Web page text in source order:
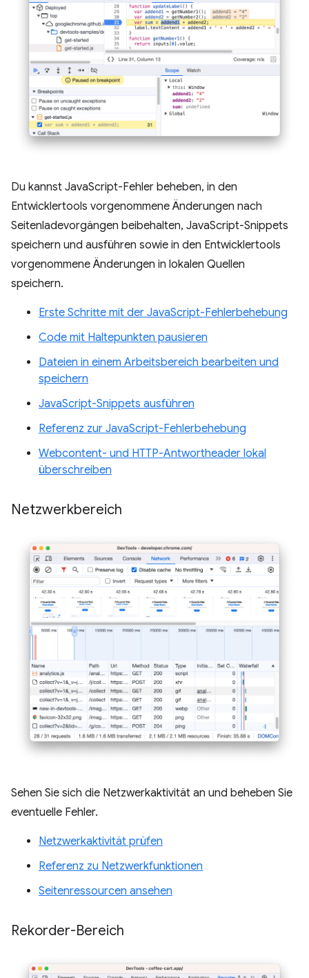
Du kannst JavaScript-Fehler beheben, in den
Entwicklertools vorgenommene Änderungen nach
Seitenladevorgängen beibehalten, JavaScript-Snippets
speichern und ausführen sowie in den Entwicklertools
vorgenommene Änderungen in lokalen Quellen
speichern.
Erste Schritte mit der JavaScript-Fehlerbehebung
Code mit Haltepunkten pausieren
Dateien in einem Arbeitsbereich bearbeiten und
speichern
JavaScript-Snippets ausführen
Referenz zur JavaScript-Fehlerbehebung
Webcontent- und HTTP-Antwortheader lokal
überschreiben
Netzwerkbereich
Sehen Sie sich die Netzwerkaktivität an und beheben Sie
eventuelle Fehler.
Netzwerkaktivität prüfen
Referenz zu Netzwerkfunktionen
Seitenressourcen ansehen
Rekorder-Bereich